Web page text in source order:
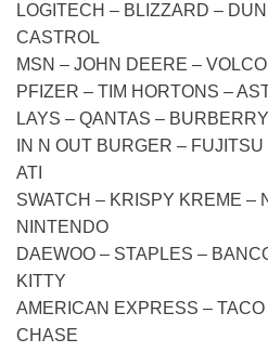
LOGITECH – BLIZZARD –
CASTROL
MSN – JOHN DEERE –
PFIZER – TIM HORTONS –
LAYS – QANTAS –
IN N OUT BURGER –
ATI
SWATCH – KRISPY KREME –
NINTENDO
DAEWOO – STAPLES –
KITTY
AMERICAN EXPRESS –
CHASE